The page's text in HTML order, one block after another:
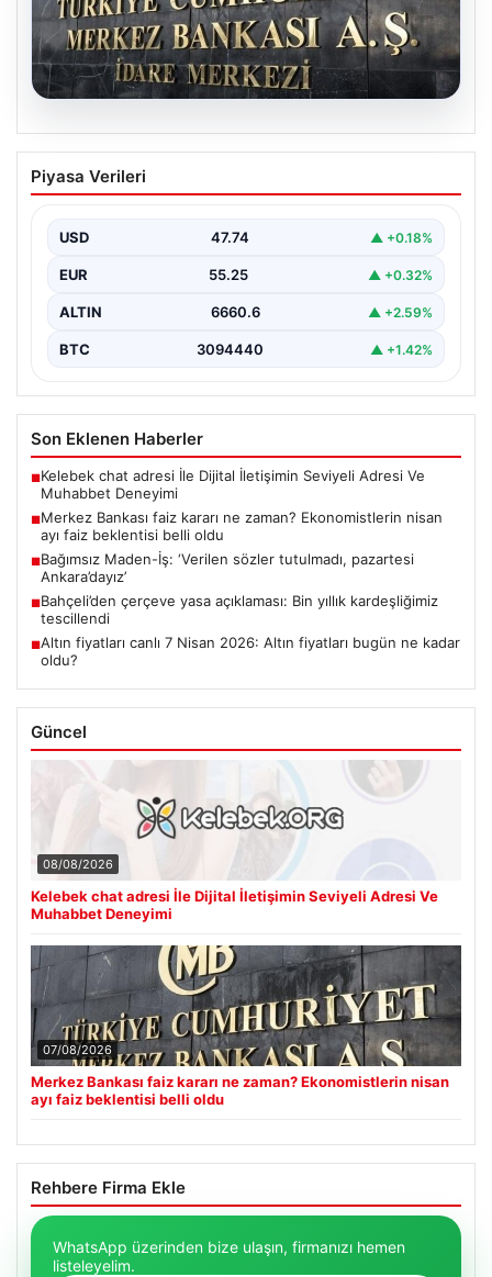
07.08.2026
Merkez Bankası faiz kararı ne zaman?
Ekonomistlerin nisan ayı faiz beklentisi
Piyasa Verileri
USD 47.74 ▲ +0.18%
EUR 55.25 ▲ +0.32%
ALTIN 6660.6 ▲ +2.59%
BTC 3094440 ▲ +1.42%
Son Eklenen Haberler
■Kelebek chat adresi İle Dijital İletişimin Seviyeli Adresi Ve
Muhabbet Deneyimi
■Merkez Bankası faiz kararı ne zaman? Ekonomistlerin nisan
ayı faiz beklentisi belli oldu
■Bağımsız Maden-İş: ‘Verilen sözler tutulmadı, pazartesi
Ankara’dayız’
■Bahçeli’den çerçeve yasa açıklaması: Bin yıllık kardeşliğimiz
tescillendi
■Altın fiyatları canlı 7 Nisan 2026: Altın fiyatları bugün ne kadar
oldu?
Güncel
08/08/2026
Kelebek chat adresi İle Dijital İletişimin Seviyeli Adresi Ve
Muhabbet Deneyimi
07/08/2026
Merkez Bankası faiz kararı ne zaman? Ekonomistlerin nisan
ayı faiz beklentisi belli oldu
Rehbere Firma Ekle
WhatsApp üzerinden bize ulaşın, firmanızı hemen
listeleyelim.